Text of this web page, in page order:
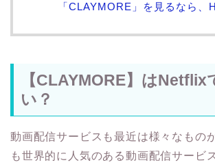
「CLAYMORE」を見るなら、
【CLAYMORE】はNetflix
い？
動画配信サービスも最近は様々なもの
も世界的に人気のある動画配信サービ